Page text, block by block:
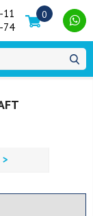
11
74
0
>